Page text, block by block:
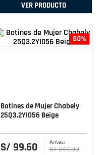
VER PRODUCTO
60%
Botines de Mujer Chabely
25Q3.2YI056 Beige
S/ 99.60 S/ 249.00